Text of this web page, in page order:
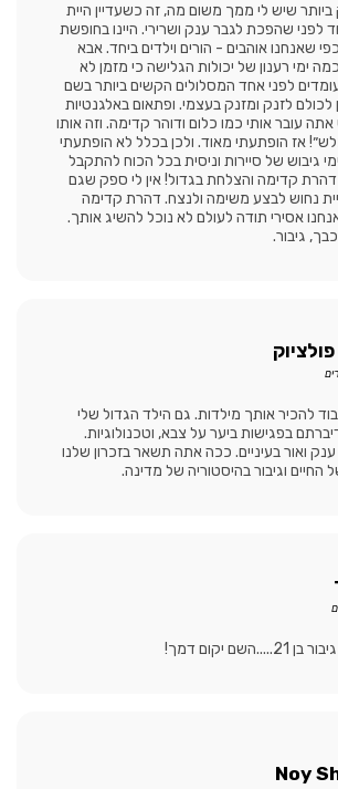
ביותר שיש לי ממך משום מה, זה כשעדיין היית
בן 14, עוד לפני שהפכת לגבר ענק ושרירי. היינו בחופשת
שאנחנו אוהבים - הורים וילדים ביחד. אבא
ימי רענון של יכולות הגלישה כי מזמן לא
לפני אחד המסלולים הקשים ביותר בשם
לכולם לזנק ומזנק בעצמי. ופתאום באלגנטיות
עובר אותי כמו כלום ודוהר קדימה. וזה אותו
אז הופתעתי מאוד. ולכן בכלל לא הופתעתי
גיבוש של סיירות וניסית בכל הכוח להתקבל
דהרת קדימה והצלחת בגדול! אין לי ספק שגם
נחוש לבצע משימה ולנצח. דהרת קדימה
אסירי תודה לעולם לא נוכל להשיג אותך.
גיבור.
להכיר אותך מילדות. גם הילד הגדול שלי
בפגישות ביער על צבא, וטכנולוגיות.
ואור בעיניים. ככה אתה תשאר בזכרון שלנו
החיים וגיבור בהיסטוריה של מדינה.
יקום דמך!
Noy